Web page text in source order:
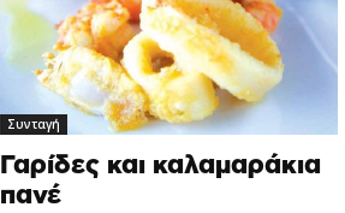
Συνταγή
Γαρίδες και καλαμαράκια
πανέ